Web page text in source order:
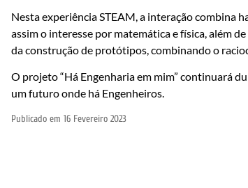
Nesta experiência STEAM, a interação combina
assim o interesse por matemática e física, além
da construção de protótipos, combinando o
O projeto “Há Engenharia em mim” continuará
um futuro onde há Engenheiros.
Publicado em 16 Fevereiro 2023